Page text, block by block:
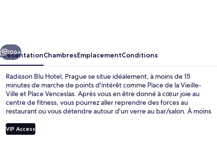
Suivant
106+
PrésentationChambresEmplacementConditions
Radisson Blu Hotel, Prague se situe idéalement, à moins de 15
minutes de marche de points d'intérêt comme Place de la Vieille-
Ville et Place Venceslas. Après vous en être donné à cœur joie au
centre de fitness, vous pourrez aller reprendre des forces au
restaurant ou vous détendre autour d'un verre au bar/salon. À moins
Charles et Horloge astronomique de Prague. Les autres voyageurs
adorent le personnel attentionné et la présentation générale. Les
VIP Access